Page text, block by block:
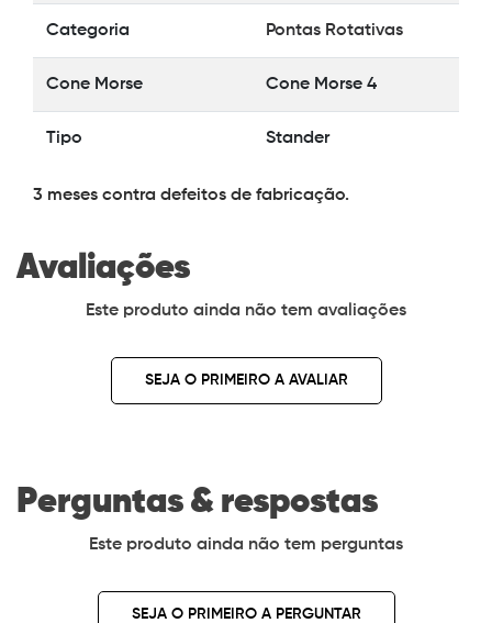
Categoria Pontas Rotativas
Cone Morse Cone Morse 4
Tipo Stander
3 meses contra defeitos de fabricação.
Avaliações
Este produto ainda não tem avaliações
SEJA O PRIMEIRO A AVALIAR
Perguntas & respostas
Este produto ainda não tem perguntas
SEJA O PRIMEIRO A PERGUNTAR